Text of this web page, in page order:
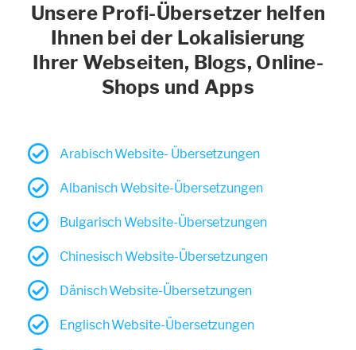
Unsere Profi-Übersetzer helfen
Ihnen bei der Lokalisierung
Ihrer Webseiten, Blogs, Online-
Shops und Apps
Arabisch Website- Übersetzungen
Albanisch Website-Übersetzungen
Bulgarisch Website-Übersetzungen
Chinesisch Website-Übersetzungen
Dänisch Website-Übersetzungen
Englisch Website-Übersetzungen